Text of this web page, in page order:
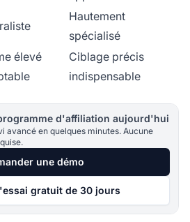
Hautement
spécialisé
élevé
Ciblage précis
indispensable
d'affiliation aujourd'hui
avancé en quelques minutes. Aucune
une démo
gratuit de 30 jours